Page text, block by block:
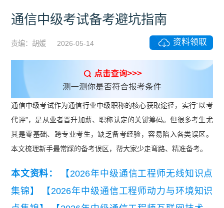
通信中级考试备考避坑指南
责编：胡媛 2026-05-14 资料领取
通信中级考试作为通信行业中级职称的核心获取途径，实行“以考
代评”，是从业者晋升加薪、职称认定的关键筹码。但很多考生尤
其是零基础、跨专业考生，缺乏备考经验，容易陷入各类误区。
本文梳理新手最常踩的备考误区，帮大家少走弯路、精准备考。
本文资料：
【2026年中级通信工程师无线知识点
集锦】
【2026年中级通信工程师动力与环境知识